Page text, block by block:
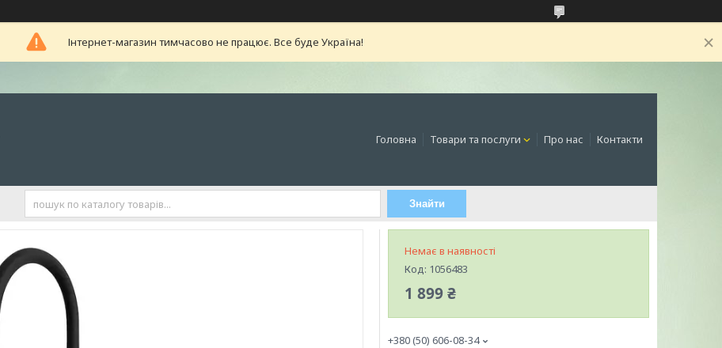
Інтернет-магазин тимчасово не працює. Все буде Україна!
Головна Товари та послуги Про нас Контакти
Знайти
Немає в наявності
Код: 1056483
1 899 ₴
+380 (50) 606-08-34